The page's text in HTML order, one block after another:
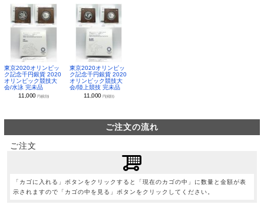
東京2020オリンピッ
ク記念千円銀貨 2020
オリンピック競技大
会/水泳 完未品
11,000円(税別)
東京2020オリンピッ
ク記念千円銀貨 2020
オリンピック競技大
会/陸上競技 完未品
11,000 円(税別)
ご注文の流れ
ご注文
「カゴに入れる」ボタンをクリックすると「現在のカゴの中」に数量と金額が表
示されますので「カゴの中を見る」ボタンをクリックしてください。